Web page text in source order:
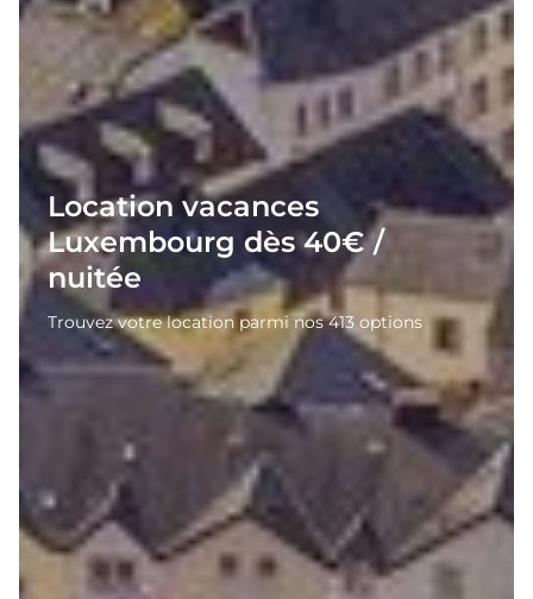
Location vacances
Luxembourg dès 40€ /
nuitée
Trouvez votre location parmi nos 413 options